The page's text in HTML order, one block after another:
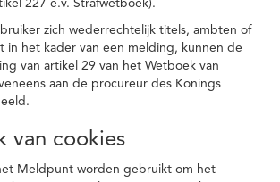
227 e.v. Strafwetboek).
zich wederrechtelijk titels, ambten of
in het kader van een melding, kunnen de
van artikel 29 van het Wetboek van
aan de procureur des Konings
van cookies
Meldpunt worden gebruikt om het